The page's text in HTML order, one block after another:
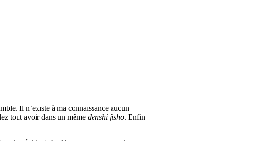
Il n’existe à ma connaissance aucun
tout avoir dans un même denshi jisho. Enfin